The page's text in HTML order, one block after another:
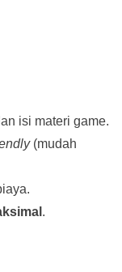
isi materi game.
(mudah
.